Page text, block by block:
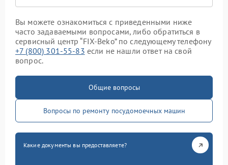
Вы можете ознакомиться с приведенными ниже
часто задаваемыми вопросами, либо обратиться в
сервисный центр “FIX-Beko” по следующему телефону
+7 (800) 301-55-83 если не нашли ответ на свой
вопрос.
Общие вопросы
Вопросы по ремонту посудомоечных машин
Какие документы вы предоставляете?